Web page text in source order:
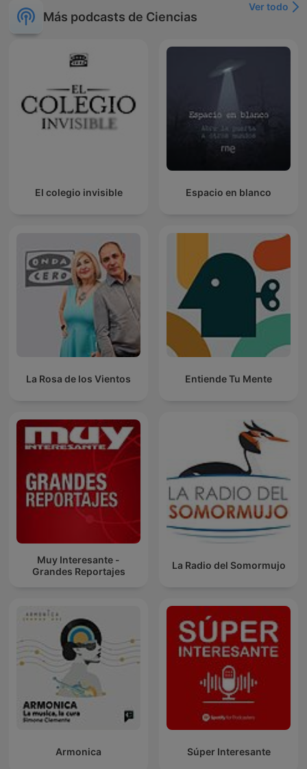
Más podcasts de Ciencias
Ver todo
El colegio invisible Espacio en blanco
La Rosa de los Vientos Entiende Tu Mente
Muy Interesante -
Grandes Reportajes
La Radio del Somormujo
Armonica Súper Interesante